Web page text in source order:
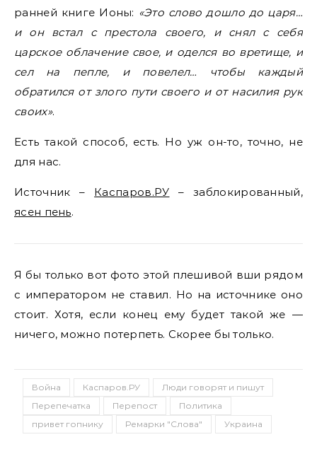
ранней книге Ионы: «Это слово дошло до царя…
и он встал с престола своего, и снял с себя
царское облачение свое, и оделся во вретище, и
сел на пепле, и повелел… чтобы каждый
обратился от злого пути своего и от насилия рук
своих».
Есть такой способ, есть. Но уж он-то, точно, не
для нас.
Источник – Каспаров.РУ – заблокированный,
ясен пень.
Я бы только вот фото этой плешивой вши рядом
с императором не ставил. Но на источнике оно
стоит. Хотя, если конец ему будет такой же —
ничего, можно потерпеть. Скорее бы только.
Война Каспаров.РУ
Люди говорят и пишут
Перепечатка
Перепост
Политика
привет гопнику
Ремарки "Слова" Украина